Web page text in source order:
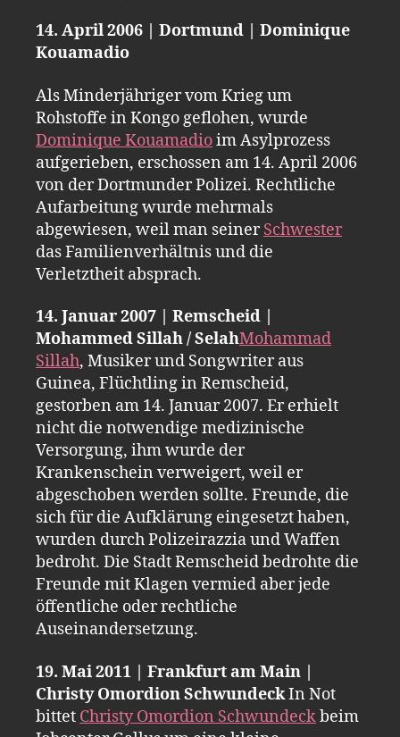
14. April 2006 | Dortmund | Dominique
Kouamadio
Als Minderjähriger vom Krieg um
Rohstoffe in Kongo geflohen, wurde
Dominique Kouamadioim Asylprozess
aufgerieben, erschossen am 14. April 2006
von der Dortmunder Polizei. Rechtliche
Aufarbeitung wurde mehrmals
abgewiesen, weil man seinerSchwester
das Familienverhältnis und die
Verletztheit absprach.
14. Januar 2007 | Remscheid |
Mohammed Sillah / SelahMohammad
Sillah, Musiker und Songwriter aus
Guinea, Flüchtling in Remscheid,
gestorben am 14. Januar 2007. Er erhielt
nicht die notwendige medizinische
Versorgung, ihm wurde der
Krankenschein verweigert, weil er
abgeschoben werden sollte. Freunde, die
sich für die Aufklärung eingesetzt haben,
wurden durch Polizeirazzia und Waffen
bedroht. Die Stadt Remscheid bedrohte die
Freunde mit Klagen vermied aber jede
öffentliche oder rechtliche
Auseinandersetzung.
19. Mai 2011 | Frankfurt am Main |
Christy Omordion SchwundeckIn Not
bittet Christy Omordion Schwundeckbeim